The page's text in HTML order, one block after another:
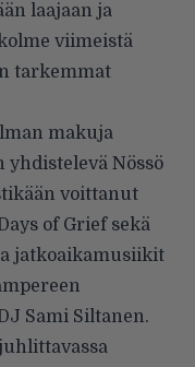
laajaan ja
viimeistä
tarkemmat
makuja
Nössö
voittanut
of Grief sekä
jatkoaikamusiikit
Sami Siltanen.